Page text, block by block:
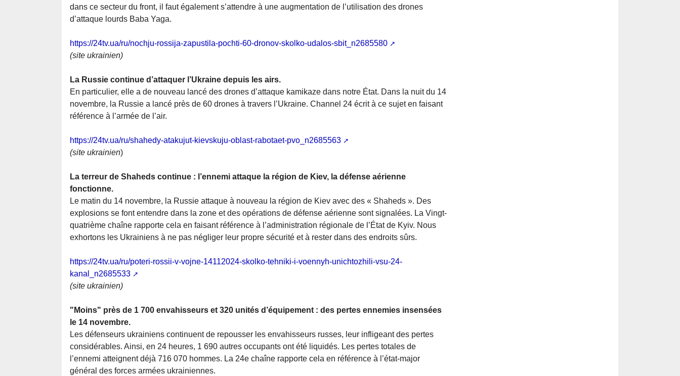
dans ce secteur du front, il faut également s’attendre à une augmentation de l’utilisation des drones
d’attaque lourds Baba Yaga.
https://24tv.ua/ru/nochju-rossija-zapustila-pochti-60-dronov-skolko-udalos-sbit_n2685580
(site ukrainien)
La Russie continue d’attaquer l’Ukraine depuis les airs.
En particulier, elle a de nouveau lancé des drones d’attaque kamikaze dans notre État. Dans la nuit du 14
novembre, la Russie a lancé près de 60 drones à travers l’Ukraine. Channel 24 écrit à ce sujet en faisant
référence à l’armée de l’air.
https://24tv.ua/ru/shahedy-atakujut-kievskuju-oblast-rabotaet-pvo_n2685563
(site ukrainien)
La terreur de Shaheds continue : l’ennemi attaque la région de Kiev, la défense aérienne
fonctionne.
Le matin du 14 novembre, la Russie attaque à nouveau la région de Kiev avec des « Shaheds ». Des
explosions se font entendre dans la zone et des opérations de défense aérienne sont signalées. La Vingt-
quatrième chaîne rapporte cela en faisant référence à l’administration régionale de l’État de Kyiv. Nous
exhortons les Ukrainiens à ne pas négliger leur propre sécurité et à rester dans des endroits sûrs.
https://24tv.ua/ru/poteri-rossii-v-vojne-14112024-skolko-tehniki-i-voennyh-unichtozhili-vsu-24-
kanal_n2685533
(site ukrainien)
"Moins" près de 1 700 envahisseurs et 320 unités d’équipement : des pertes ennemies insensées
le 14 novembre.
Les défenseurs ukrainiens continuent de repousser les envahisseurs russes, leur infligeant des pertes
considérables. Ainsi, en 24 heures, 1 690 autres occupants ont été liquidés. Les pertes totales de
l’ennemi atteignent déjà 716 070 hommes. La 24e chaîne rapporte cela en référence à l’état-major
général des forces armées ukrainiennes.